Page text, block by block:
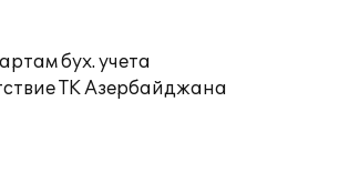
бух. учета
ТК Азербайджана